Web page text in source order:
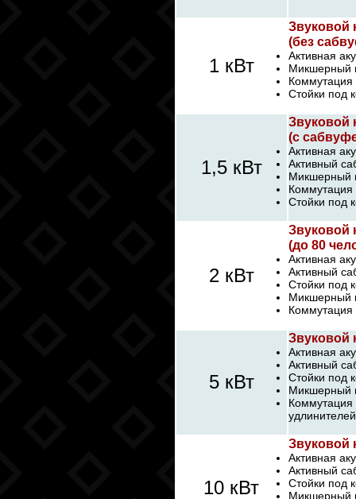
1 кВт
Звуковой
(без
Активная
Микшерный
Коммутация
Стойки под
1,5 кВт
Звуковой
(с
Активная
Активный
Микшерный
Коммутация
Стойки под
2 кВт
Звуковой
(до 80
Активная
Активный
Стойки под
Микшерный
Коммутация
5 кВт
Звуковой
Активная
Активный
Стойки под
Микшерный
Коммутация
10 кВт
Звуковой
Активная
Активный
Стойки под
Микшерный